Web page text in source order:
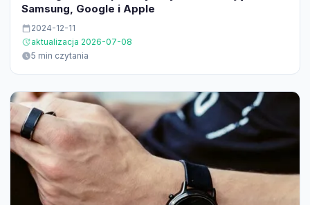
Samsung, Google i Apple
2024-12-11
aktualizacja 2026-07-08
5 min czytania